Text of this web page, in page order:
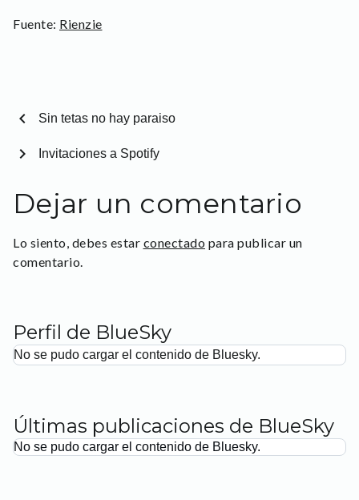
Fuente: Rienzie
chevron_left Sin tetas no hay paraiso
Invitaciones a Spotify
chevron_right
Dejar un comentario
Lo siento, debes estar conectado para publicar un
comentario.
Perfil de BlueSky
No se pudo cargar el contenido de Bluesky.
Últimas publicaciones de BlueSky
No se pudo cargar el contenido de Bluesky.